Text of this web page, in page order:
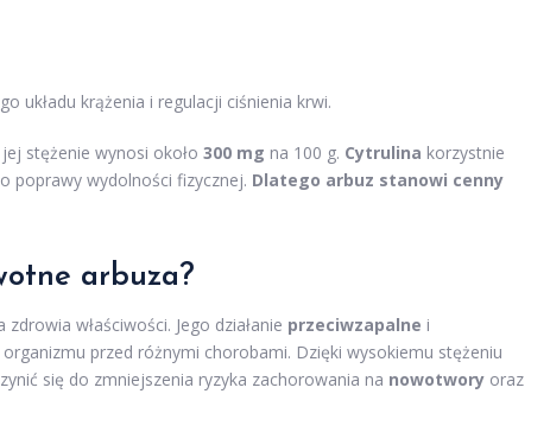
układu krążenia i regulacji ciśnienia krwi.
stężenie wynosi około 300 mg na 100 g. Cytrulina korzystnie
poprawy wydolności fizycznej. Dlatego arbuz stanowi cenny
arbuza?
właściwości. Jego działanie przeciwzapalne i
przed różnymi chorobami. Dzięki wysokiemu stężeniu
się do zmniejszenia ryzyka zachorowania na nowotwory oraz